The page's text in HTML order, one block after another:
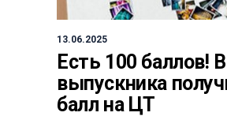
13.06.2025
Есть 100 баллов!
выпускника
балл на ЦТ